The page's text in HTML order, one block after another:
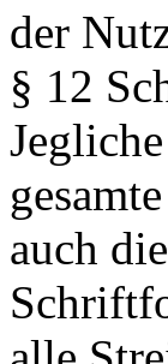
der
§ 12
auch